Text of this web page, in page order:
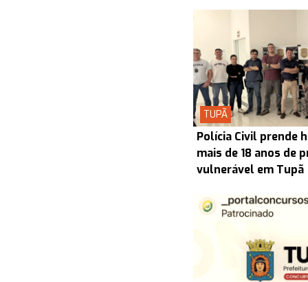
TUPÃ
Polícia Civil prende
mais de 18 anos de
vulnerável em Tupã